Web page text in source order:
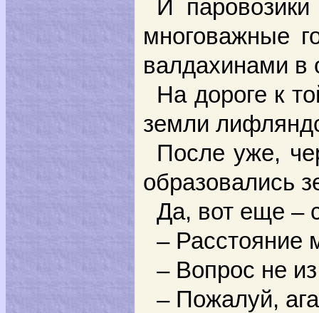
И
многоважные
валдахинами в
На дороге к
земли
После уже,
образовались
Да, вот еще –
– Расстояние
– Вопрос не
– Пожалуй,